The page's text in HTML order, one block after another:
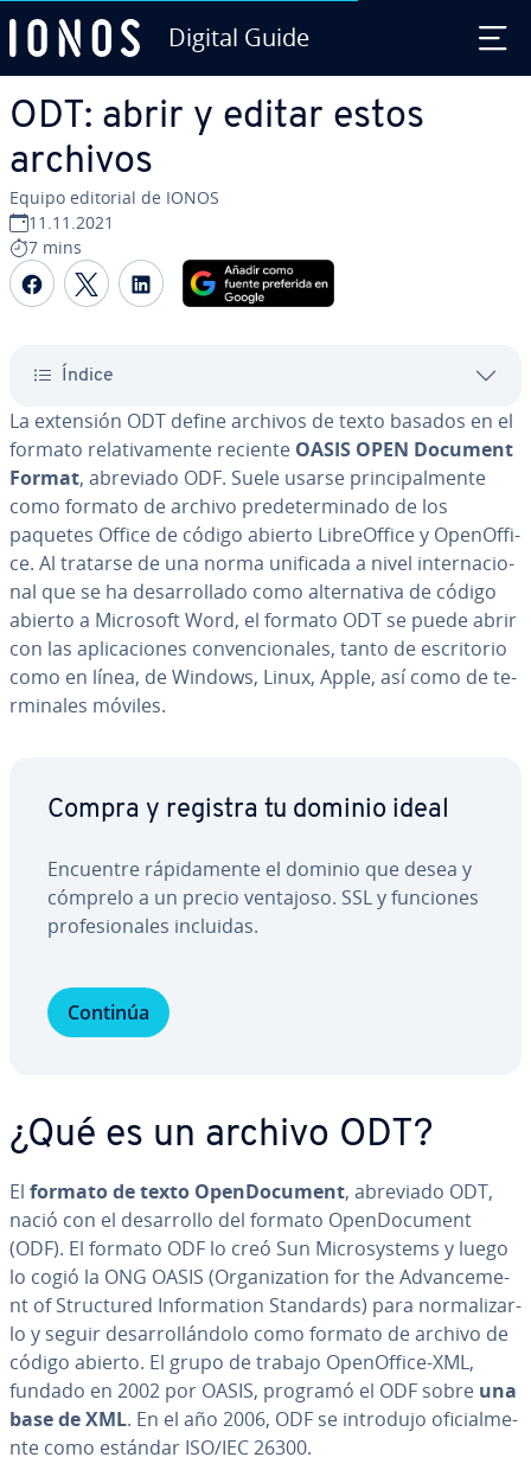
Digital Guide
ODT: abrir y editar estos
archivos
Equipo editorial de IONOS
11.11.2021
7 mins
Compartir Facebook
Compartir Twitter
Compartir LinkedIn
Índice
La extensión ODT define archivos de texto basados en el
formato re­la­ti­va­me­n­te reciente OASIS OPEN Document
Format, abreviado ODF. Suele usarse pri­n­ci­pa­l­me­n­te
como formato de archivo pre­de­te­r­mi­na­do de los
paquetes Office de código abierto Li­breO­f­fi­ce y Ope­nO­f­fi­
ce. Al tratarse de una norma unificada a nivel in­te­r­na­cio­
nal que se ha de­sa­rro­lla­do como al­te­r­na­ti­va de código
abierto a Microsoft Word, el formato ODT se puede abrir
con las apli­ca­cio­nes co­n­ve­n­cio­na­les, tanto de es­cri­to­rio
como en línea, de Windows, Linux, Apple, así como de te­
r­mi­na­les móviles.
Compra y registra tu dominio ideal
Encuentre rá­pi­da­me­n­te el dominio que desea y
cómprelo a un precio ventajoso. SSL y funciones
pro­fe­sio­na­les incluidas.
Continúa
¿Qué es un archivo ODT?
El formato de texto Ope­n­Do­cu­me­nt, abreviado ODT,
nació con el de­sa­rro­llo del formato Ope­n­Do­cu­me­nt
(ODF). El formato ODF lo creó Sun Mi­cro­s­y­s­te­ms y luego
lo cogió la ONG OASIS (Or­ga­ni­za­tion for the Ad­va­n­ce­me­
nt of Stru­c­tu­red In­fo­r­ma­tion Standards) para no­r­ma­li­zar­
lo y seguir de­sa­rro­llá­n­do­lo como formato de archivo de
código abierto. El grupo de trabajo Ope­nO­f­fi­ce-XML,
fundado en 2002 por OASIS, programó el ODF sobre una
base deXML. En el año 2006, ODF se introdujo ofi­cia­l­me­
n­te como estándar ISO/IEC 26300.